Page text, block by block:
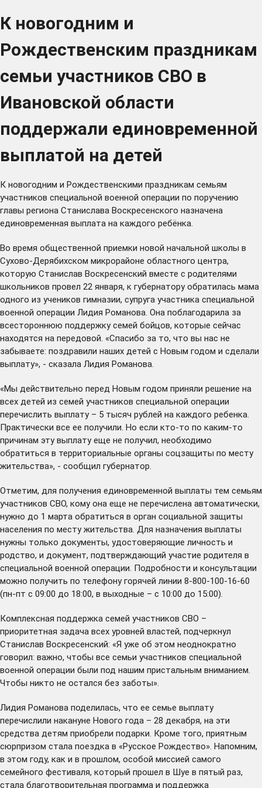
К новогодним и
Рождественским праздникам
семьи участников СВО в
Ивановской области
поддержали единовременной
выплатой на детей
К новогодним и Рождественскими праздникам семьям
участников специальной военной операции по поручению
главы региона Станислава Воскресенского назначена
единовременная выплата на каждого ребёнка.
Во время общественной приемки новой начальной школы в
Сухово-Дерябихском микрорайоне областного центра,
которую Станислав Воскресенский вместе с родителями
школьников провел 22 января, к губернатору обратилась мама
одного из учеников гимназии, супруга участника специальной
военной операции Лидия Романова. Она поблагодарила за
всестороннюю поддержку семей бойцов, которые сейчас
находятся на передовой. «Спасибо за то, что вы нас не
забываете: поздравили наших детей с Новым годом и сделали
выплату», - сказала Лидия Романова.
«Мы действительно перед Новым годом приняли решение на
всех детей из семей участников специальной операции
перечислить выплату – 5 тысяч рублей на каждого ребенка.
Практически все ее получили. Но если кто-то по каким-то
причинам эту выплату еще не получил, необходимо
обратиться в территориальные органы соцзащиты по месту
жительства», - сообщил губернатор.
Отметим, для получения единовременной выплаты тем семьям
участников СВО, кому она еще не перечислена автоматически,
нужно до 1 марта обратиться в орган социальной защиты
населения по месту жительства. Для назначения выплаты
нужны только документы, удостоверяющие личность и
родство, и документ, подтверждающий участие родителя в
специальной военной операции. Подробности и консультации
можно получить по телефону горячей линии 8-800-100-16-60
(пн-пт с 09:00 до 18:00, в выходные – с 10:00 до 15:00).
Комплексная поддержка семей участников СВО –
приоритетная задача всех уровней властей, подчеркнул
Станислав Воскресенский: «Я уже об этом неоднократно
говорил: важно, чтобы все семьи участников специальной
военной операции были под нашим пристальным вниманием.
Чтобы никто не остался без заботы».
Лидия Романова поделилась, что ее семье выплату
перечислили накануне Нового года – 28 декабря, на эти
средства детям приобрели подарки. Кроме того, приятным
сюрпризом стала поездка в «Русское Рождество». Напомним,
в этом году, как и в прошлом, особой миссией самого
семейного фестиваля, который прошел в Шуе в пятый раз,
стала благотворительная программа и поддержка